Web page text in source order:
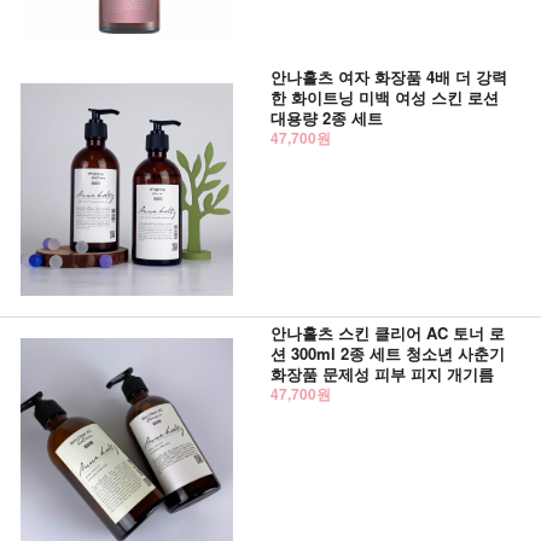
안나홀츠 여자 화장품 4배 더 강력
한 화이트닝 미백 여성 스킨 로션
대용량 2종 세트
47,700원
안나홀츠 스킨 클리어 AC 토너 로
션 300ml 2종 세트 청소년 사춘기
화장품 문제성 피부 피지 개기름
47,700원